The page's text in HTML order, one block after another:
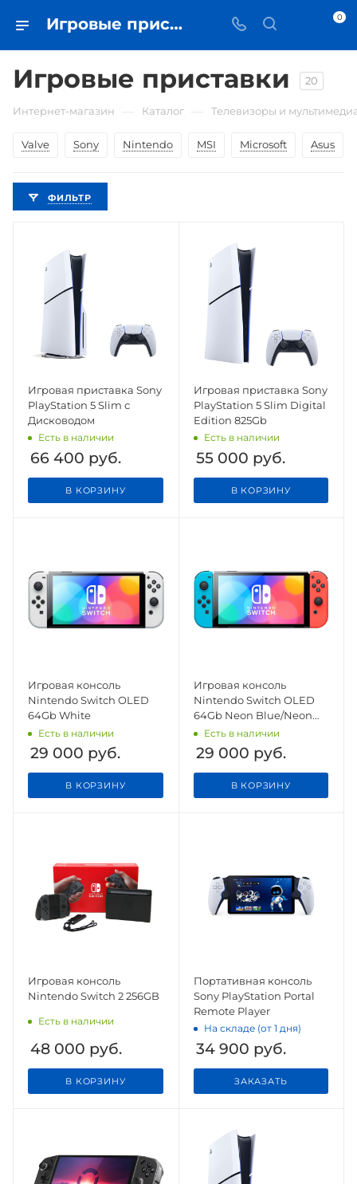
Игровые приставки • купить в Самаре по низкой цене - iЧехол 0
Игровые приставки 20
Интернет-магазин Каталог Телевизоры и
Valve Sony Nintendo MSI Microsoft Asus
ФИЛЬТР
Игровая приставка Sony
PlayStation 5 Slim с
Дисководом
Есть в наличии
66 400 руб.
В КОРЗИНУ
Игровая приставка Sony
PlayStation 5 Slim Digital
Edition 825Gb
Есть в наличии
55 000 руб.
В КОРЗИНУ
Игровая консоль
Nintendo Switch OLED
64Gb White
Есть в наличии
29 000 руб.
В КОРЗИНУ
Игровая консоль
Nintendo Switch OLED
64Gb Neon Blue/Neon
RedЕсть в наличии
29 000 руб.
В КОРЗИНУ
Игровая консоль
Nintendo Switch 2 256GB
Есть в наличии
48 000 руб.
В КОРЗИНУ
Портативная консоль
Sony PlayStation Portal
Remote Player
На складе (от 1 дня)
34 900 руб.
ЗАКАЗАТЬ